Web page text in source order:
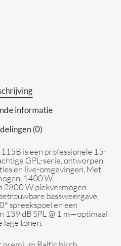
informatie
(0)
is een professionele 15-
GPL-serie, ontworpen
en live-omgevingen. Met
, 1400 W
2800 W piekvermogen
bassweergave,
spreekspoelen een
139 dB SPL @ 1 m—optimaal
lage tonen.